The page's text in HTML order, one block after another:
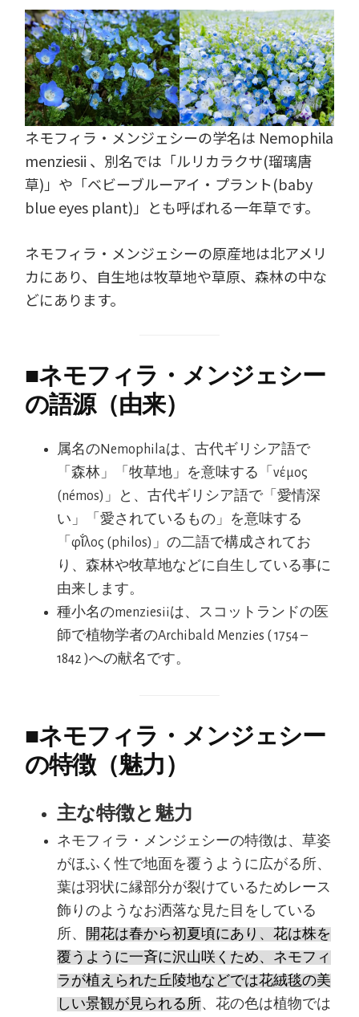
ネモフィラ・メンジェシーの学名は Nemophila
menziesii 、別名では「ルリカラクサ(瑠璃唐
草)」や「ベビーブルーアイ・プラント(baby
blue eyes plant)」とも呼ばれる一年草です。
ネモフィラ・メンジェシーの原産地は北アメリ
カにあり、自生地は牧草地や草原、森林の中な
どにあります。
■ネモフィラ・メンジェシー
の語源（由来）
属名のNemophilaは、古代ギリシア語で
「森林」「牧草地」を意味する「νέμος
(némos)」と、古代ギリシア語で「愛情深
い」「愛されているもの」を意味する
「φῐ́λος (philos)」の二語で構成されてお
り、森林や牧草地などに自生している事に
由来します。
種小名のmenziesiiは、スコットランドの医
師で植物学者のArchibald Menzies ( 1754 –
1842 )への献名です。
■ネモフィラ・メンジェシー
の特徴（魅力）
主な特徴と魅力
ネモフィラ・メンジェシーの特徴は、草姿
がほふく性で地面を覆うように広がる所、
葉は羽状に縁部分が裂けているためレース
飾りのようなお洒落な見た目をしている
所、 開花は春から初夏頃にあり、花は株を
覆うように一斉に沢山咲くため、ネモフィ
ラが植えられた丘陵地などでは花絨毯の美
しい景観が見られる所、花の色は植物では